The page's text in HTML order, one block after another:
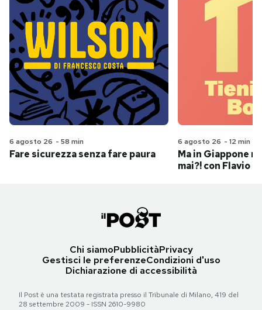
6 agosto 26 - 58 min
Fare sicurezza senza fare paura
6 agosto 26 - 12 min
Ma in Giappone
mai?! con Flavio
Chi siamoPubblicitàPrivacy
Gestisci le preferenzeCondizioni d'uso
Dichiarazione di accessibilità
Il Post è una testata registrata presso il Tribunale di Milano, 419 del
28 settembre 2009 - ISSN 2610-9980